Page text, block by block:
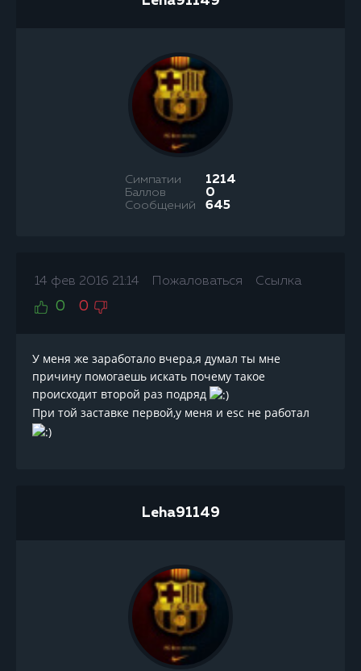
Симпатии 1214
Баллов 0
Сообщений 645
14 фев 2016 21:14 Пожаловаться Ссылка
0 0
У меня же заработало вчера,я думал ты мне
причину помогаешь искать почему такое
происходит второй раз подряд
При той заставке первой,у меня и esc не работал
Leha91149